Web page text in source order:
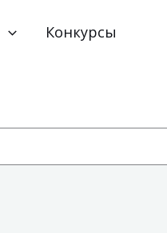
Конкурсы